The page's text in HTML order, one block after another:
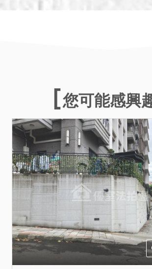
一、以上不動產
三、保證金新台
2,390,000元。
四、抵押權登記
銷。
五、投標人應自
人有無積欠管理
拍定後民法第
項規定之適用問
六、投標日期：
114年10月23
賣。（上午10
標，11時開標。
您可能感興